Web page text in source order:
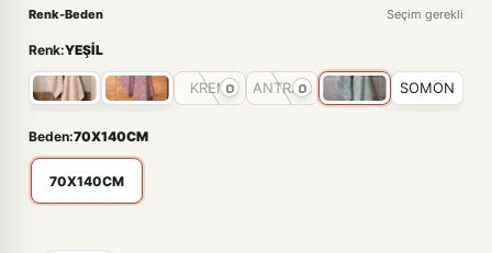
Renk-Beden Seçim gerekli
Renk:YEŞİL
KREM ANTRASİT SOMON
Beden:70X140CM
70X140CM